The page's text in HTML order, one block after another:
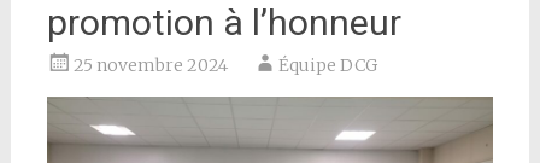
promotion à l’honneur
25 novembre 2024 Équipe DCG